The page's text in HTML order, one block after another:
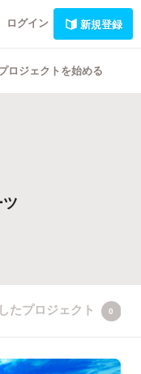
ログイン 新規登録
ロジェクトを始める
たプロジェクト 0